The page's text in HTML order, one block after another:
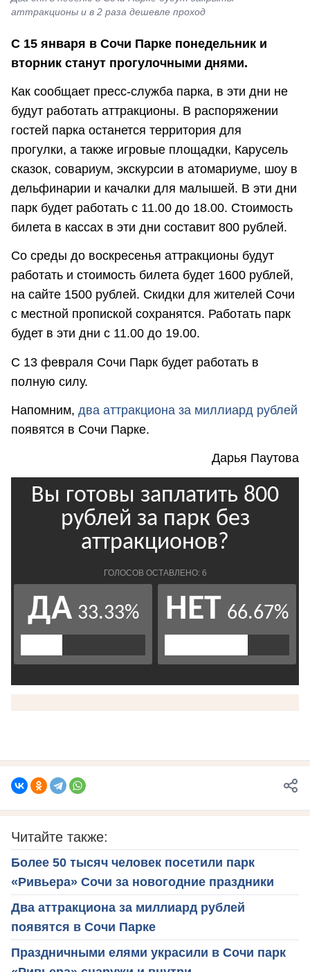
аттракционы и в 2 раза дешевле проход
С 15 января в Сочи Парке понедельник и
вторник станут прогулочными днями.
Как сообщает пресс-служба парка, в эти дни не
будут работать аттракционы. В распоряжении
гостей парка останется территория для
прогулки, а также игровые площадки, Карусель
сказок, совариум, экскурсии в атомариуме, шоу в
дельфинарии и качалки для малышей. В эти дни
парк будет работать с 11.00 до 18.00. Стоимость
билета в кассах в эти дни составит 800 рублей.
Со среды до воскресенья аттракционы будут
работать и стоимость билета будет 1600 рублей,
на сайте 1500 рублей. Скидки для жителей Сочи
с местной пропиской сохранятся. Работать парк
будет в эти дни с 11.00 до 19.00.
С 13 февраля Сочи Парк будет работать в
полную силу.
Напомним, два аттракциона за миллиард рублей
появятся в Сочи Парке.
Дарья Паутова
Читайте также:
Более 50 тысяч человек посетили парк
«Ривьера» Сочи за новогодние праздники
Два аттракциона за миллиард рублей
появятся в Сочи Парке
Праздничными елями украсили в Сочи парк